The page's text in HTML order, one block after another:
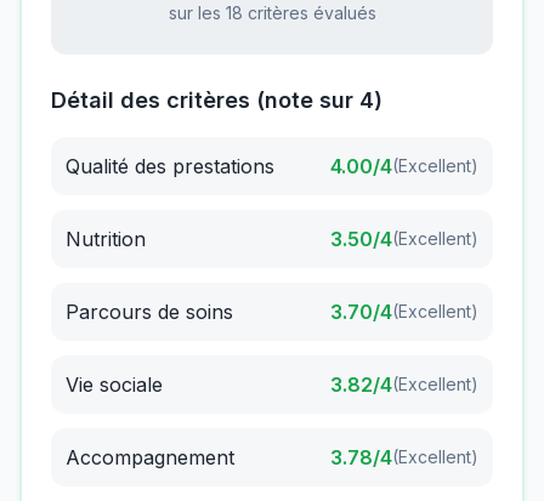
sur les 18 critères évalués
Détail des critères (note sur 4)
Qualité des prestations 4.00/4(Excellent)
Nutrition 3.50/4(Excellent)
Parcours de soins 3.70/4(Excellent)
Vie sociale 3.82/4(Excellent)
Accompagnement 3.78/4(Excellent)